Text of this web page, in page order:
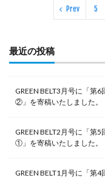
Prev 5
最近の投稿
GREEN BELT3月号に「
②」を寄稿いたしました。
GREEN BELT2月号に「
①」を寄稿いたしました。
GREEN BELT1月号に「